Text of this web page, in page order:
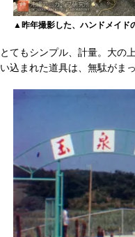
▲昨年撮影した、ハンドメイド
とてもシンプル、計量。大の
い込まれた道具は、無駄がま